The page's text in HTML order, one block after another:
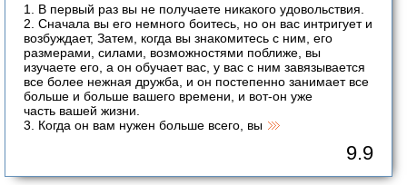
1. В первый раз вы не получаете никакого удовольствия.
2. Сначала вы его немного боитесь, но он вас интригует и
возбуждает, Затем, когда вы знакомитесь с ним, его
размерами, силами, возможностями поближе, вы
изучаете его, а он обучает вас, у вас с ним завязывается
все более нежная дружба, и он постепенно занимает все
больше и больше вашего времени, и вот-он уже
часть вашей жизни.
3. Когда он вам нужен больше всего, вы
9.9